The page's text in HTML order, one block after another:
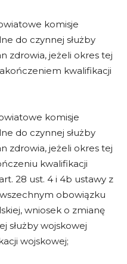
komisje
do czynnej służby
zdrowia, jeżeli okres tej
kwalifikacji
komisje
do czynnej służby
zdrowia, jeżeli okres tej
kwalifikacji
28 ust. 4 i 4b ustawy z
obowiązku
wniosek o zmianę
służby wojskowej
wojskowej;